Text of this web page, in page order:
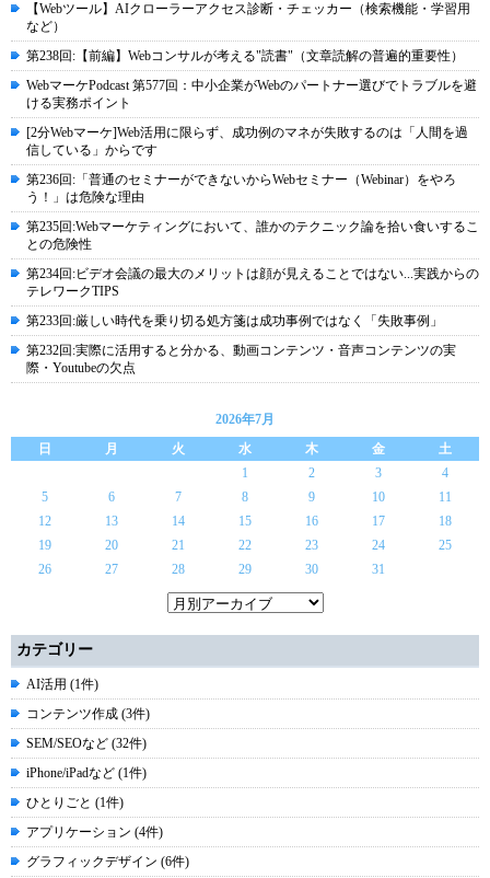
【Webツール】AIクローラーアクセス診断・チェッカー（検索機能・学習用
など）
第238回:【前編】Webコンサルが考える"読書"（文章読解の普遍的重要性）
WebマーケPodcast 第577回：中小企業がWebのパートナー選びでトラブルを避
ける実務ポイント
[2分Webマーケ]Web活用に限らず、成功例のマネが失敗するのは「人間を過
信している」からです
第236回:「普通のセミナーができないからWebセミナー（Webinar）をやろ
う！」は危険な理由
第235回:Webマーケティングにおいて、誰かのテクニック論を拾い食いするこ
との危険性
第234回:ビデオ会議の最大のメリットは顔が見えることではない...実践からの
テレワークTIPS
第233回:厳しい時代を乗り切る処方箋は成功事例ではなく「失敗事例」
第232回:実際に活用すると分かる、動画コンテンツ・音声コンテンツの実
際・Youtubeの欠点
2026年7月
日
月 火 水 木 金
土
1
2 3
4
5
6 7 8 9 10
11
12
13 14 15 16 17
18
19
20 21 22 23 24
25
26
27 28 29 30 31
カテゴリー
AI活用 (1件)
コンテンツ作成 (3件)
SEM/SEOなど (32件)
iPhone/iPadなど (1件)
ひとりごと (1件)
アプリケーション (4件)
グラフィックデザイン (6件)